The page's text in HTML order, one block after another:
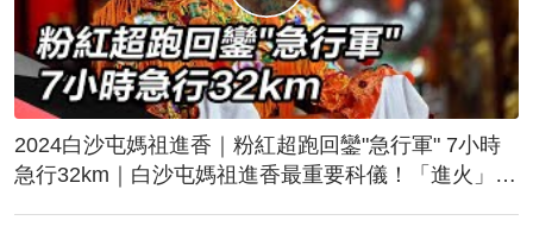
2024白沙屯媽祖進香｜粉紅超跑回鑾"急行軍" 7小時
急行32km｜白沙屯媽祖進香最重要科儀！「進火」儀